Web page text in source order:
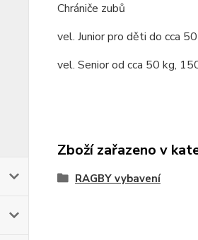
Chrániče zubů
vel. Junior pro děti do cca
vel. Senior od cca 50 kg,
Zboží zařazeno v
RAGBY vybavení